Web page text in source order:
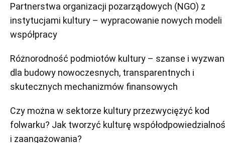
Partnerstwa organizacji pozarządowych (NGO) z
instytucjami kultury – wypracowanie nowych modeli
współpracy
Różnorodność podmiotów kultury – szanse i
dla budowy nowoczesnych, transparentnych i
skutecznych mechanizmów finansowych
Czy można w sektorze kultury przezwyciężyć kod
folwarku? Jak tworzyć kulturę
i zaangażowania?